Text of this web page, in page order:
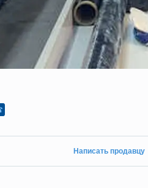
Написать продавцу